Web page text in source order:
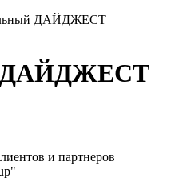
ДАЙДЖЕСТ
ДАЙДЖЕСТ